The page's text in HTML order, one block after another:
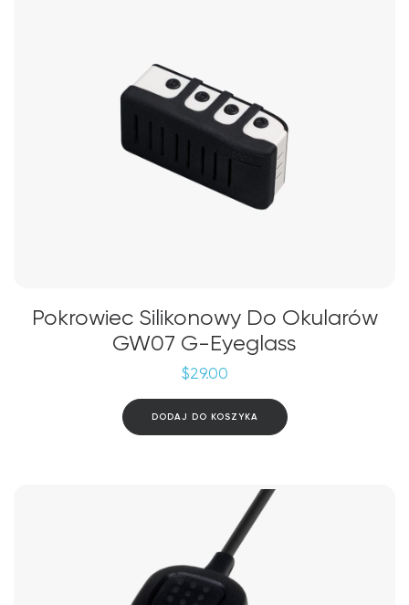
Pokrowiec Silikonowy Do Okularów
GW07 G-Eyeglass
$29.00
DODAJ DO KOSZYKA